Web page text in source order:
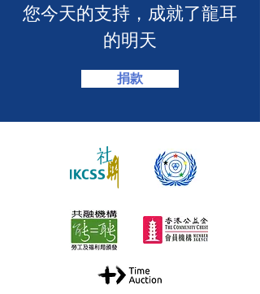
​您今天的支持，成就了龍耳
的明天
捐款